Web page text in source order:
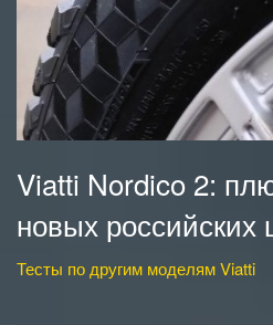
Viatti Nordico 2:
новых российских
Тесты по другим моделям Viatti